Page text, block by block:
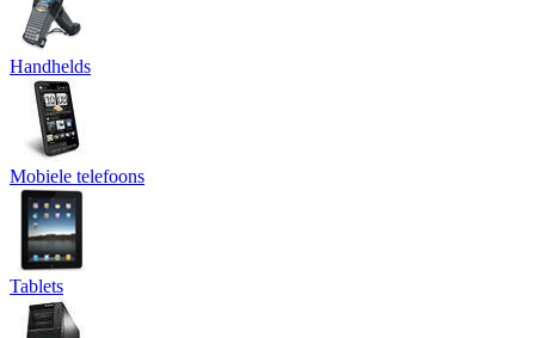
Handhelds
Mobiele telefoons
Tablets